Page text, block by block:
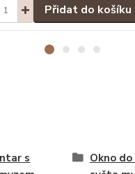
Přidat do košíku
s
Okno